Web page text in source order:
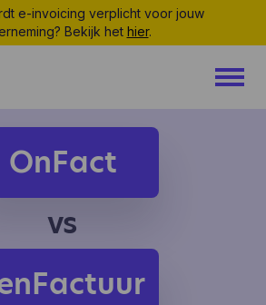
e-invoicing verplicht voor jouw
Bekijk het hier.
OnFact
vs